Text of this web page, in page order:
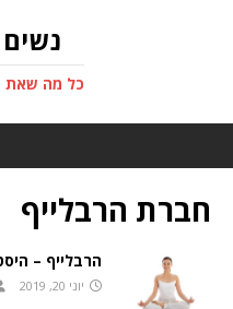
כל מה שאת
חברת הרבלייף
הרבלייף –
יוני 20, 2019